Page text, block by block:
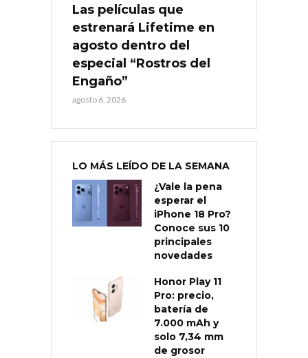
Las películas que
estrenará Lifetime en
agosto dentro del
especial “Rostros del
Engaño”
agosto 6, 2026
LO MÁS LEÍDO DE LA SEMANA
¿Vale la pena
esperar el
iPhone 18 Pro?
Conoce sus 10
principales
novedades
Honor Play 11
Pro: precio,
batería de
7.000 mAh y
solo 7,34 mm
de grosor